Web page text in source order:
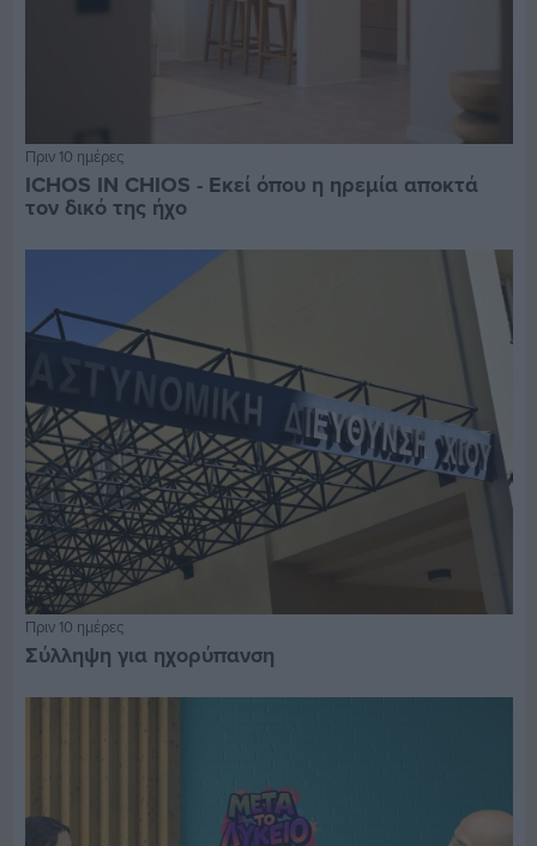
Πριν 10 ημέρες
ICHOS IN CHIOS - Εκεί όπου η ηρεμία αποκτά
τον δικό της ήχο
Πριν 10 ημέρες
Σύλληψη για ηχορύπανση